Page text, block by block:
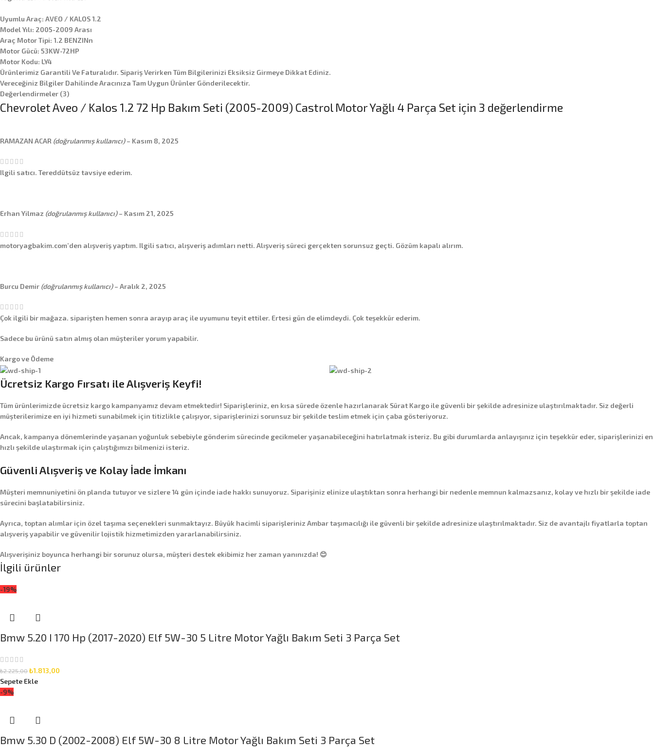
Uyumlu Araç: AVEO / KALOS 1.2
Model Yılı: 2005-2009 Arası
Araç Motor Tipi: 1.2 BENZINn
Motor Gücü: 53KW-72HP
Motor Kodu: LY4
Ürünlerimiz Garantili Ve Faturalıdır. Sipariş Verirken Tüm Bilgilerinizi Eksiksiz Girmeye Dikkat Ediniz.
Vereceğiniz Bilgiler Dahilinde Aracınıza Tam Uygun Ürünler Gönderilecektir.
Değerlendirmeler (3)
Chevrolet Aveo / Kalos 1.2 72 Hp Bakım Seti (2005-2009) Castrol Motor Yağlı 4 Parça Set için 3 değerlendirme
RAMAZAN ACAR (doğrulanmış kullanıcı) – Kasım 8, 2025
Ilgili satıcı. Tereddütsüz tavsiye ederim.
Erhan Yilmaz (doğrulanmış kullanıcı) – Kasım 21, 2025
motoryagbakim.com’den alışveriş yaptım. Ilgili satıcı, alışveriş adımları netti. Alışveriş süreci gerçekten sorunsuz geçti. Gözüm kapalı alırım.
Burcu Demir (doğrulanmış kullanıcı) – Aralık 2, 2025
Çok ilgili bir mağaza. siparişten hemen sonra arayıp araç ile uyumunu teyit ettiler. Ertesi gün de elimdeydi. Çok teşekkür ederim.
Sadece bu ürünü satın almış olan müşteriler yorum yapabilir.
Kargo ve Ödeme
Ücretsiz Kargo Fırsatı ile Alışveriş Keyfi!
Tüm ürünlerimizde ücretsiz kargo kampanyamız devam etmektedir! Siparişleriniz, en kısa sürede özenle hazırlanarak Sürat Kargo ile güvenli bir şekilde adresinize ulaştırılmaktadır. Siz değerli
müşterilerimize en iyi hizmeti sunabilmek için titizlikle çalışıyor, siparişlerinizi sorunsuz bir şekilde teslim etmek için çaba gösteriyoruz.
Ancak, kampanya dönemlerinde yaşanan yoğunluk sebebiyle gönderim sürecinde gecikmeler yaşanabileceğini hatırlatmak isteriz. Bu gibi durumlarda anlayışınız için teşekkür eder, siparişlerinizi en
hızlı şekilde ulaştırmak için çalıştığımızı bilmenizi isteriz.
Güvenli Alışveriş ve Kolay İade İmkanı
Müşteri memnuniyetini ön planda tutuyor ve sizlere14 gün içinde iade hakkı sunuyoruz. Siparişiniz elinize ulaştıktan sonra herhangi bir nedenle memnun kalmazsanız, kolay ve hızlı bir şekilde iade
sürecini başlatabilirsiniz.
Ayrıca, toptan alımlar için özel taşıma seçenekleri sunmaktayız. Büyük hacimli siparişleriniz Ambar taşımacılığı ile güvenli bir şekilde adresinize ulaştırılmaktadır. Siz de avantajlı fiyatlarla toptan
alışveriş yapabilir ve güvenilir lojistik hizmetimizden yararlanabilirsiniz.
Alışverişiniz boyunca herhangi bir sorunuz olursa, müşteri destek ekibimiz her zaman yanınızda! 😊
İlgili ürünler
-19%
Bmw 5.20 I 170 Hp (2017-2020) Elf 5W-30 5 Litre Motor Yağlı Bakım Seti 3 Parça Set
₺2.225,00₺1.813,00
Sepete Ekle
-9%
Bmw 5.30 D (2002-2008) Elf 5W-30 8 Litre Motor Yağlı Bakım Seti 3 Parça Set